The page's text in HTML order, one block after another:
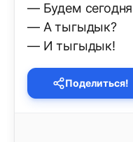
— Будем сегодня
— А тыгыдык?
— И тыгыдык!
Поделиться!